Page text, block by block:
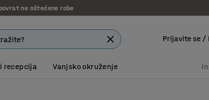
ne oštećene robe
Prijavite se /
recepcija Vanjsko okruženje